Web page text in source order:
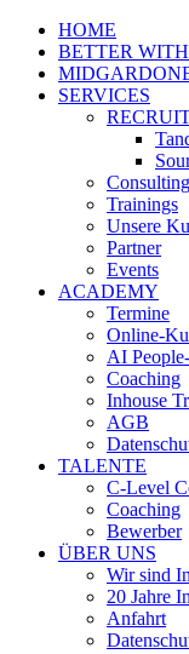
HOME
BETTER
SERVICES
Consulting
Trainings
Unsere
Partner
Events
ACADEMY
Termine
Online-
AI
Coaching
Inhouse
AGB
TALENTE
C-Level
Coaching
Bewerber
ÜBER UNS
Wir sind
20 Jahre
Anfahrt